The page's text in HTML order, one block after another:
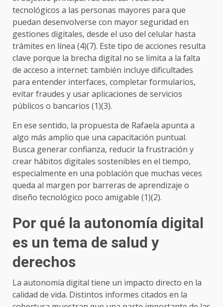
tecnológicos a las personas mayores para que
puedan desenvolverse con mayor seguridad en
gestiones digitales, desde el uso del celular hasta
trámites en línea (4)(7). Este tipo de acciones resulta
clave porque la brecha digital no se limita a la falta
de acceso a internet: también incluye dificultades
para entender interfaces, completar formularios,
evitar fraudes y usar aplicaciones de servicios
públicos o bancarios (1)(3).
En ese sentido, la propuesta de Rafaela apunta a
algo más amplio que una capacitación puntual.
Busca generar confianza, reducir la frustración y
crear hábitos digitales sostenibles en el tiempo,
especialmente en una población que muchas veces
queda al margen por barreras de aprendizaje o
diseño tecnológico poco amigable (1)(2).
Por qué la autonomía digital
es un tema de salud y
derechos
La autonomía digital tiene un impacto directo en la
calidad de vida. Distintos informes citados en la